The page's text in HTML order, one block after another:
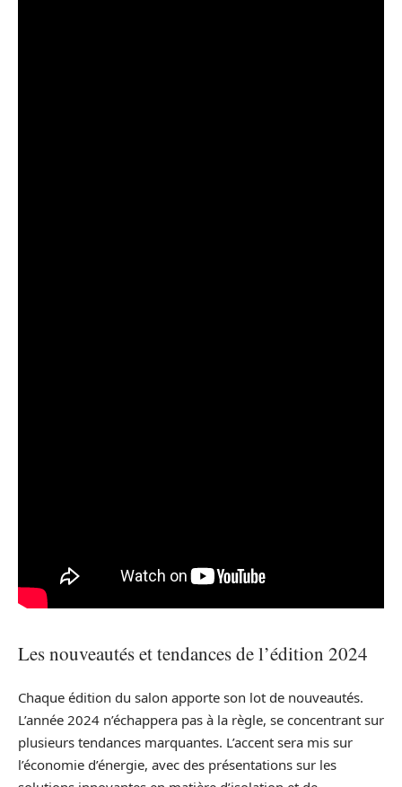
Les nouveautés et tendances de l’édition 2024
Chaque édition du salon apporte son lot de nouveautés.
L’année 2024 n’échappera pas à la règle, se concentrant sur
plusieurs tendances marquantes. L’accent sera mis sur
l’économie d’énergie, avec des présentations sur les